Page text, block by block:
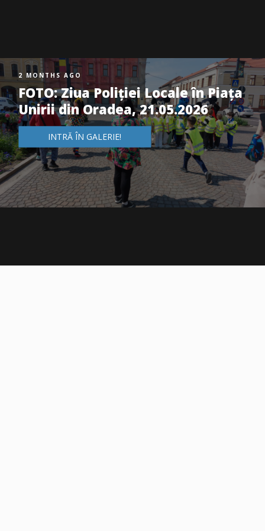
2 MONTHS AGO
FOTO: Ziua Poliției Locale în Piața
Unirii din Oradea, 21.05.2026
INTRĂ ÎN GALERIE!